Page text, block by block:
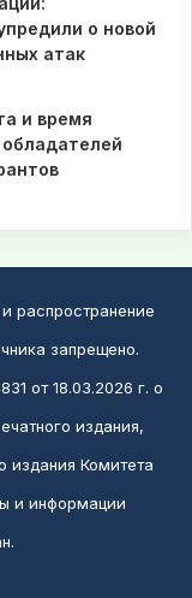
о новой
атак
и время
распространение
запрещено.
от 18.03.2026 г. о
издания,
издания Комитета
и информации